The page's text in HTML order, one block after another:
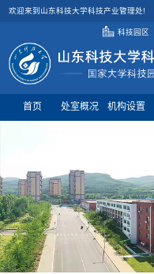
欢迎来到山东科技大学科技产业管理处!
科技园区
首页 处室概况 机构设置